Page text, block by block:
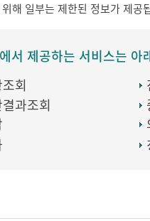
해 일부는 제한된 정보가 제공
서 제공하는 서비스는 아
회
과조회